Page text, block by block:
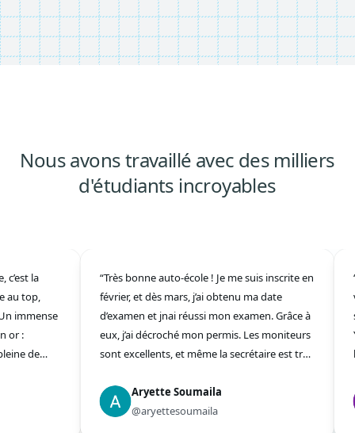
Nous avons travaillé avec des milliers
d'étudiants incroyables
la
top,
immense
:
de
“Très bonne auto-école ! Je me suis inscrite en
février, et dès mars, j’ai obtenu ma date
d’examen et jnai réussi mon examen. Grâce à
eux, j’ai décroché mon permis. Les moniteurs
sont excellents, et même la secrétaire est très
une très belle expérience avec eux. Je vous les
recommande vivement !”
Aryette Soumaila
@aryettesoumaila